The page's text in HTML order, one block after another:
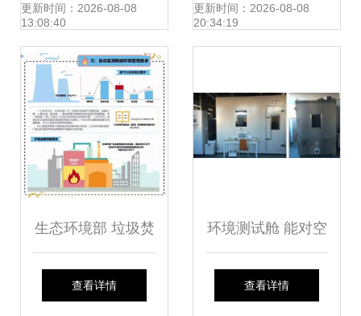
弟单位代表莅临县
环境监测站参观交
流
更新时间：2026-08-08
13:08:40
废弃物处理等)
更新时间：2026-08-08
20:34:19
生态环境部 垃圾焚
烧厂自动监测数据
查看详情
环境测试舱 能对空
气净化器产品有效
查看详情